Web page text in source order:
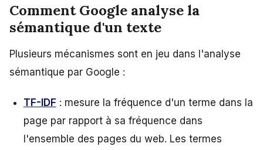
Comment Google analyse la
sémantique d'un texte
Plusieurs mécanismes sont en jeu dans l'analyse
sémantique par Google :
TF-IDF : mesure la fréquence d'un terme dans la
page par rapport à sa fréquence dans
l'ensemble des pages du web. Les termes